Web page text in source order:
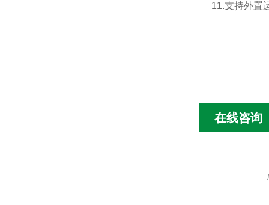
11.支持外置
在线咨询